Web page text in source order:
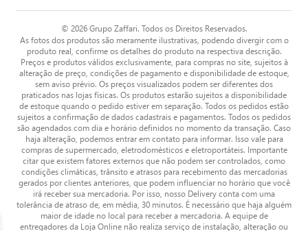
© 2026 Grupo Zaffari. Todos os Direitos Reservados.
As fotos dos produtos são meramente ilustrativas, podendo divergir com o
produto real, confirme os detalhes do produto na respectiva descrição.
Preços e produtos válidos exclusivamente, para compras no site, sujeitos à
alteração de preço, condições de pagamento e disponibilidade de estoque,
sem aviso prévio. Os preços visualizados podem ser diferentes dos
praticados nas lojas físicas. Os produtos estarão sujeitos a disponibilidade
de estoque quando o pedido estiver em separação. Todos os pedidos estão
sujeitos a confirmação de dados cadastrais e pagamentos. Todos os pedidos
são agendados com dia e horário definidos no momento da transação. Caso
haja alteração, podemos entrar em contato para informar. Isso vale para
compras de supermercado, eletrodomésticos e eletroportáteis. Importante
citar que existem fatores externos que não podem ser controlados, como
condições climáticas, trânsito e atrasos para recebimento das mercadorias
gerados por clientes anteriores, que podem influenciar no horário que você
irá receber sua mercadoria. Por isso, nosso Delivery conta com uma
tolerância de atraso de, em média, 30 minutos. É necessário que haja alguém
maior de idade no local para receber a mercadoria. A equipe de
entregadores da Loja Online não realiza serviço de instalação, alteração ou